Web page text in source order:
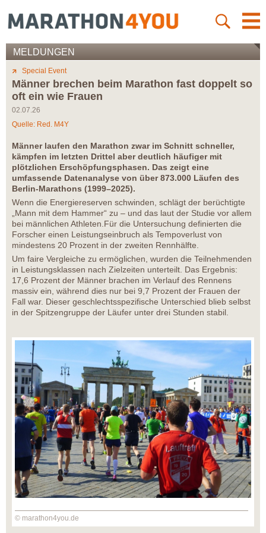
MELDUNGEN
Special Event
Männer brechen beim Marathon fast doppelt so
oft ein wie Frauen
02.07.26
Quelle: Red. M4Y
Männer laufen den Marathon zwar im Schnitt schneller,
kämpfen im letzten Drittel aber deutlich häufiger mit
plötzlichen Erschöpfungsphasen. Das zeigt eine
umfassende Datenanalyse von über 873.000 Läufen des
Berlin-Marathons (1999–2025).
Wenn die Energiereserven schwinden, schlägt der berüchtigte
„Mann mit dem Hammer“ zu – und das laut der Studie vor allem
bei männlichen Athleten.Für die Untersuchung definierten die
Forscher einen Leistungseinbruch als Tempoverlust von
mindestens 20 Prozent in der zweiten Rennhälfte.
Um faire Vergleiche zu ermöglichen, wurden die Teilnehmenden
in Leistungsklassen nach Zielzeiten unterteilt. Das Ergebnis:
17,6 Prozent der Männer brachen im Verlauf des Rennens
massiv ein, während dies nur bei 9,7 Prozent der Frauen der
Fall war. Dieser geschlechtsspezifische Unterschied blieb selbst
in der Spitzengruppe der Läufer unter drei Stunden stabil.
© marathon4you.de